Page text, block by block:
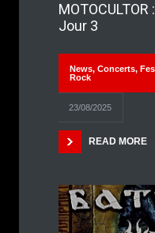
Jour 3
News, Concerts,
Rock
23/08/2025
READ MORE